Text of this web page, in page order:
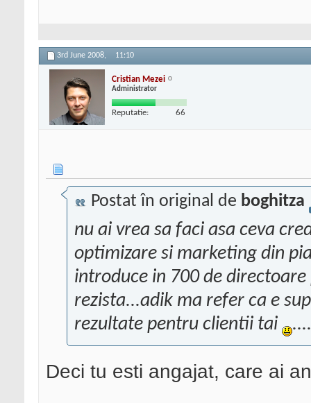
3rd June 2008, 11:10
Cristian Mezei
Administrator
Reputatie: 66
Postat în original de boghitza
nu ai vrea sa faci asa ceva
optimizare si marketing din
introduce in 700 de
rezista...adik ma refer ca e
rezultate pentru clientii tai
....
Deci tu esti angajat, care ai